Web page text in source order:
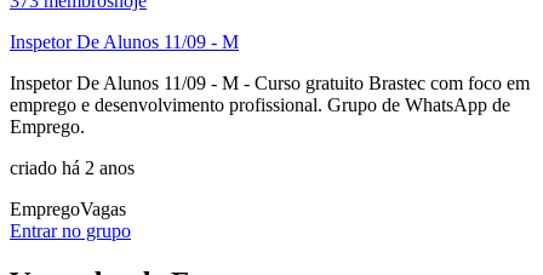
Inspetor De Alunos 11/09 - M
Inspetor De Alunos 11/09 - M - Curso gratuito Brastec com foco em
emprego e desenvolvimento profissional. Grupo de WhatsApp de
Emprego.
criado há 2 anos
EmpregoVagas
Entrar no grupo